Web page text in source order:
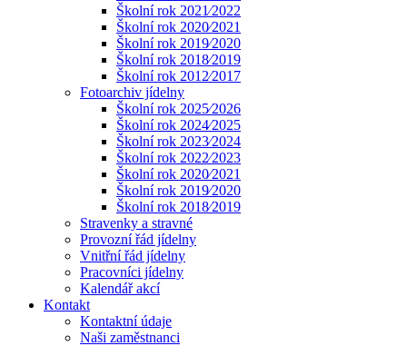
Školní rok 2021⁄2022
Školní rok 2020⁄2021
Školní rok 2019⁄2020
Školní rok 2018⁄2019
Školní rok 2012⁄2017
Fotoarchiv jídelny
Školní rok 2025⁄2026
Školní rok 2024⁄2025
Školní rok 2023⁄2024
Školní rok 2022⁄2023
Školní rok 2020⁄2021
Školní rok 2019⁄2020
Školní rok 2018⁄2019
Stravenky a stravné
Provozní řád jídelny
Vnitřní řád jídelny
Pracovníci jídelny
Kalendář akcí
Kontakt
Kontaktní údaje
Naši zaměstnanci